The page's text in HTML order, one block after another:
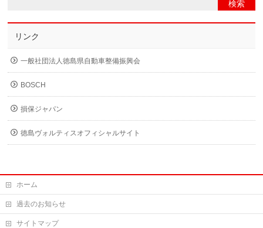
リンク
一般社団法人徳島県自動車整備振興会
BOSCH
損保ジャパン
徳島ヴォルティスオフィシャルサイト
ホーム
過去のお知らせ
サイトマップ